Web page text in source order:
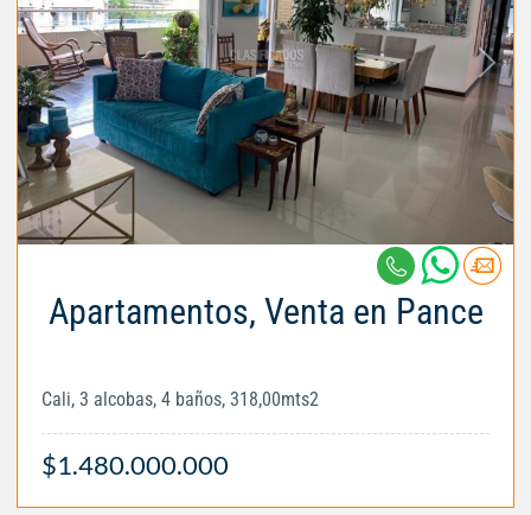
Apartamentos, Venta en Pance
Cali, 3 alcobas, 4 baños, 318,00mts2
$1.480.000.000